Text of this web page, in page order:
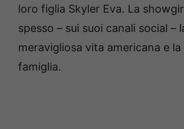
loro figlia Skyler Eva. La
spesso – sui suoi canali social –
meravigliosa vita americana e la
famiglia.